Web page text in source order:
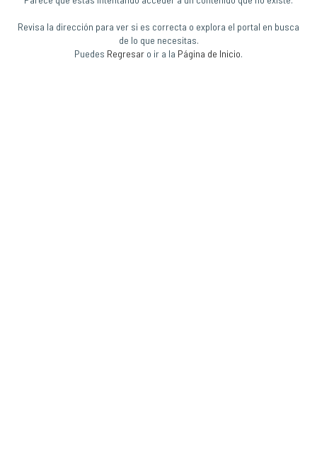
Revisa la dirección para ver si es correcta o explora el portal en busca
de lo que necesitas.
Puedes Regresar o ir a la Página de Inicio.